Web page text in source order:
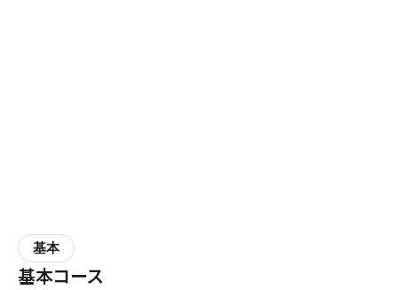
基本
基本コース